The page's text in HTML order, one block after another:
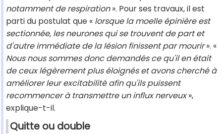
notamment de respiration». Pour ses travaux, il est
parti du postulat que « lorsque la moelle épinière est
sectionnée, les neurones qui se trouvent de part et
d'autre immédiate de la lésion finissent par mourir». «
Nous nous sommes donc demandés ce qu'il en était
de ceux légèrement plus éloignés et avons cherché à
améliorer leur excitabilité afin qu'ils puissent
recommencer à transmettre un influx nerveux»,
explique-t-il.
Quitte ou double